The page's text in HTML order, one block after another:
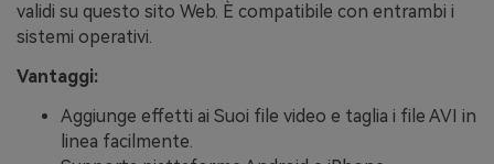
validi su questo sito Web. È compatibile con entrambi i
sistemi operativi.
Vantaggi:
Aggiunge effetti ai Suoi file video e taglia i file AVI in
linea facilmente.